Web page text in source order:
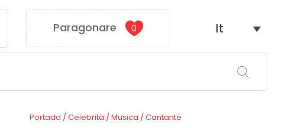
Paragonare 0 It
Portada /Celebrità /Musica /Cantante